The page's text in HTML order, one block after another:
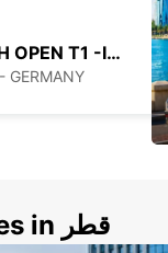
FRANKFURT AP 24H OPEN T1 -IKC-
GERMANY
Our Blog articles in قطر